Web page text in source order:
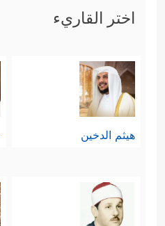
اختر القاريء
هيثم الدخين